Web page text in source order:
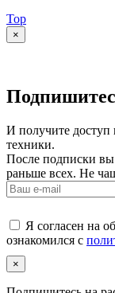
Top
×
И получите доступ
техники.
После подписки вы
раньше всех. Не
Я согласен на
ознакомился с
×